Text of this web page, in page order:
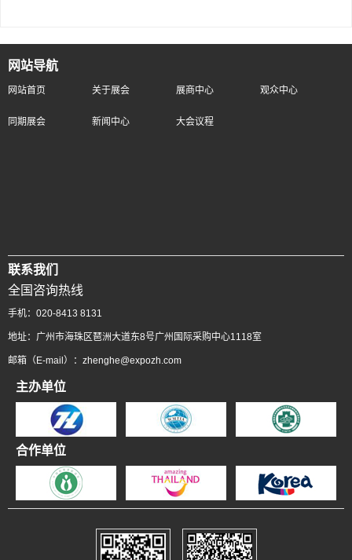
网站导航
网站首页 关于展会 展商中心 观众中心
同期展会 新闻中心 大会议程
联系我们
全国咨询热线
手机：020-8413 8131
地址：广州市海珠区琶洲大道东8号广州国际采购中心1118室
邮箱（E-mail）：zhenghe@expozh.com
主办单位
合作单位